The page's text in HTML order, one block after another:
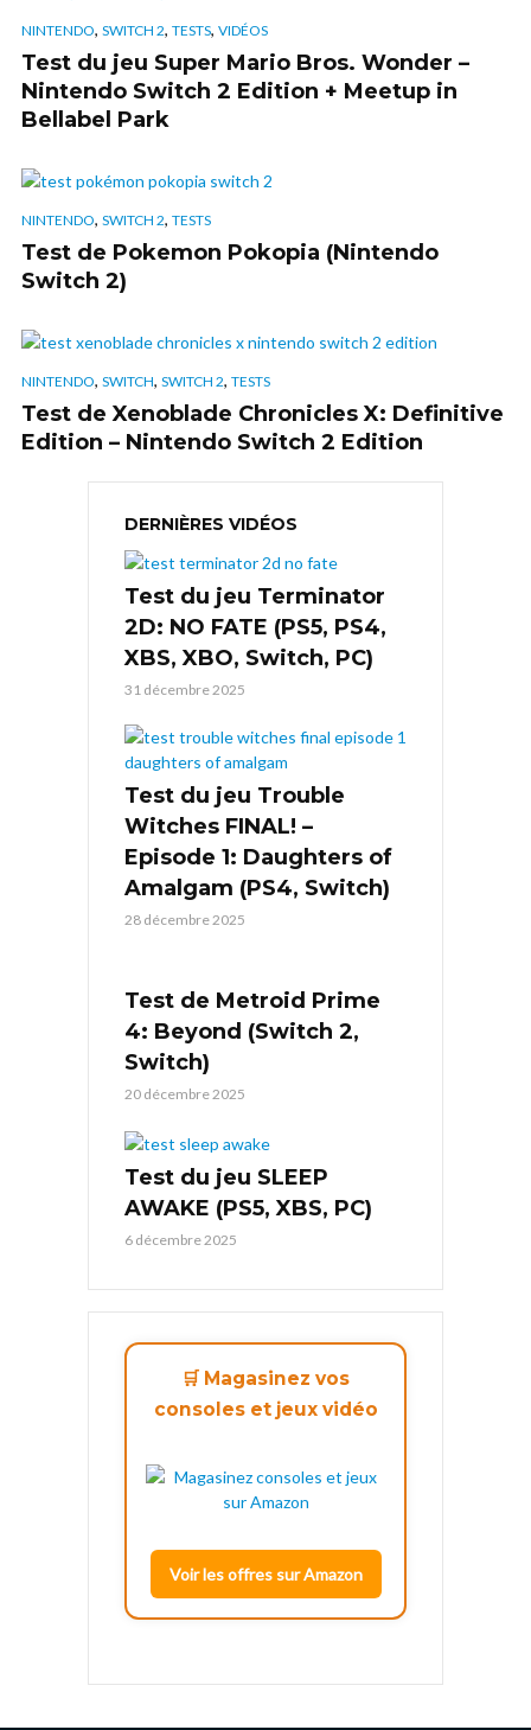
NINTENDO, SWITCH 2, TESTS, VIDÉOS
Test du jeu Super Mario Bros. Wonder –
Nintendo Switch 2 Edition + Meetup in
Bellabel Park
NINTENDO, SWITCH 2, TESTS
Test de Pokemon Pokopia (Nintendo
Switch 2)
NINTENDO, SWITCH, SWITCH 2, TESTS
Test de Xenoblade Chronicles X: Definitive
Edition – Nintendo Switch 2 Edition
DERNIÈRES VIDÉOS
Test du jeu Terminator
2D: NO FATE (PS5, PS4,
XBS, XBO, Switch, PC)
31 décembre 2025
Test du jeu Trouble
Witches FINAL! –
Episode 1: Daughters of
Amalgam (PS4, Switch)
28 décembre 2025
Test de Metroid Prime
4: Beyond (Switch 2,
Switch)
20 décembre 2025
Test du jeu SLEEP
AWAKE (PS5, XBS, PC)
6 décembre 2025
🛒 Magasinez vos
consoles et jeux vidéo
Voir les offres sur Amazon